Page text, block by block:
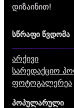
დიზაინით!
სწრაფი წვდომა
არქივი
სარედაქციო
ფოტოგალერეა
პოპულარული